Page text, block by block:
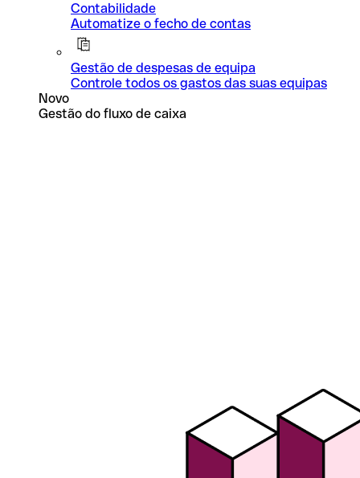
Contabilidade
Automatize o fecho de contas
Gestão de despesas de equipa
Controle todos os gastos das suas equipas
Novo
Gestão do fluxo de caixa